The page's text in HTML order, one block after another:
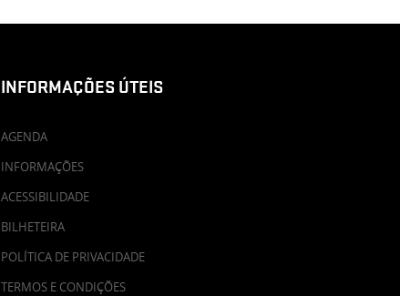
INFORMAÇÕES ÚTEIS
AGENDA
INFORMAÇÕES
ACESSIBILIDADE
BILHETEIRA
POLÍTICA DE PRIVACIDADE
TERMOS E CONDIÇÕES